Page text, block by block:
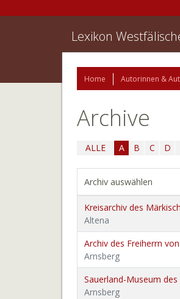
Lexikon
Home Autorinnen &
Archive
ALLE A B C D
Archiv auswählen
Kreisarchiv des
Altena
Archiv des Freiherrn
Arnsberg
Sauerland-Museum
Arnsberg